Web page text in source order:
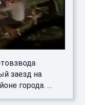
заезд на
города. ...